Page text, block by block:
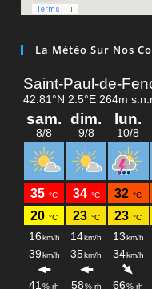
La Météo Sur Nos